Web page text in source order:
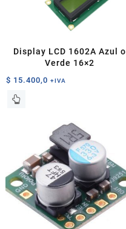
Display LCD 1602A Azul o
Verde 16×2
$ 15.400,0 +IVA
Este
opciones
se
pueden